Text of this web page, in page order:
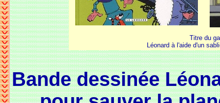
Titre du
Léonard à l'aide d'un
Bande dessinée